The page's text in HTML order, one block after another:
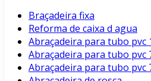
Braçadeira fixa
Reforma de caixa d agua
Abraçadeira para tubo pvc
Abraçadeira para tubo pvc
Abraçadeira para tubo pvc